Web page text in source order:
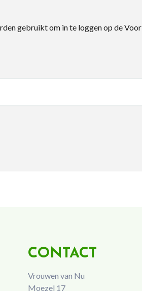
gebruikt om in te loggen op de Voor
CONTACT
Vrouwen van Nu
Moezel 17